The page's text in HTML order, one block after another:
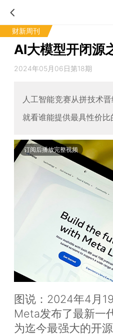
财新周刊
AI大模型开闭源
2024年05月06日第18期
人工智能竞赛从拼技术
就看谁能提供最具性价
订阅后播放完整视频
图说：2024年4月
Meta发布了最新一
为迄今最强大的开